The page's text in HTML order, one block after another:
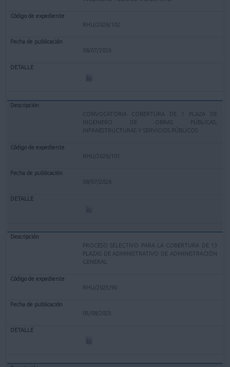
RHU/2026/102
08/07/2026
CONVOCATORIA COBERTURA DE 1 PLAZA DE
INGENIERO DE OBRAS PÚBLICAS,
INFRAESTRUCTURAS Y SERVICIOS PÚBLICOS
RHU/2026/101
08/07/2026
PROCESO SELECTIVO PARA LA COBERTURA DE 13
PLAZAS DE ADMINISTRATIVO DE ADMINISTRACIÓN
GENERAL
RHU/2025/90
05/08/2025